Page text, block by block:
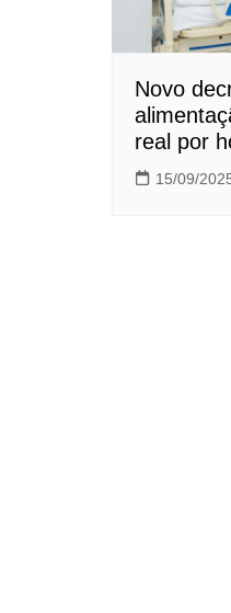
Novo
real por
15/09/